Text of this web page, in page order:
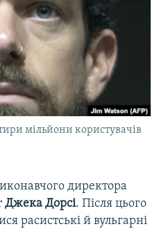
мільйони користувачів
директора
Джека Дорсі. Після цього
расистські й вульгарні